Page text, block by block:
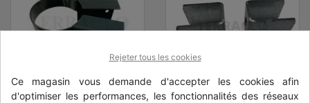
Rejeter tous les cookies
Ce magasin vous demande d'accepter les cookies afin
d'optimiser les performances, les fonctionnalités des réseaux